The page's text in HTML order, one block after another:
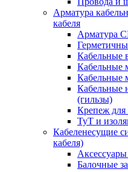
Арматура
кабеля
Арматура
Кабельные
Кабельные
Кабельные
Кабельные
(гильзы)
Крепеж для
ТуТ и
Кабеленесущие
кабеля)
Балочные